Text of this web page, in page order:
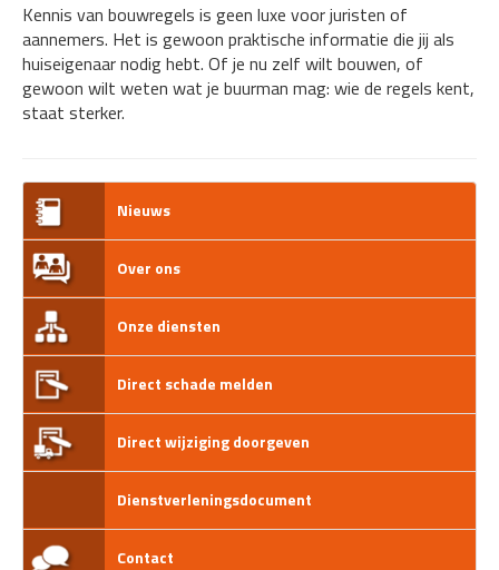
Kennis van bouwregels is geen luxe voor juristen of
aannemers. Het is gewoon praktische informatie die jij als
huiseigenaar nodig hebt. Of je nu zelf wilt bouwen, of
gewoon wilt weten wat je buurman mag: wie de regels kent,
staat sterker.
Nieuws
Over ons
Onze diensten
Direct schade melden
Direct wijziging doorgeven
Dienstverleningsdocument
Contact